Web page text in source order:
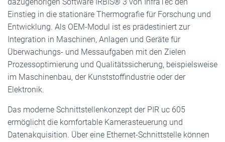
Einstieg in die stationäre Thermografie für Forschung und
Entwicklung. Als OEM-Modul ist es prädestiniert zur
Integration in Maschinen, Anlagen und Geräte für
Überwachungs- und Messaufgaben mit den Zielen
Prozessoptimierung und Qualitätssicherung, beispielsweise
im Maschinenbau, der Kunststoffindustrie oder der
Elektronik.
Das moderne Schnittstellenkonzept der PIR uc 605
ermöglicht die komfortable Kamerasteuerung und
Datenakquisition. Über eine Ethernet-Schnittstelle können